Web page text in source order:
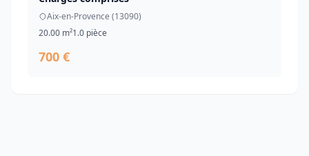
Aix-en-Provence (13090)
20.00 m²1.0 pièce
700 €